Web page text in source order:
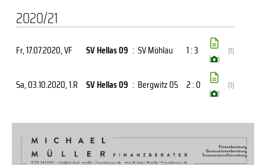
2020/21
Fr, 17.07.2020, VF SV Hellas 09 : SV Möhlau 1 : 3
( )
(1)
Sa, 03.10.2020, 1.R SV Hellas 09 : Bergwitz 05 2 : 0
( )
(1)